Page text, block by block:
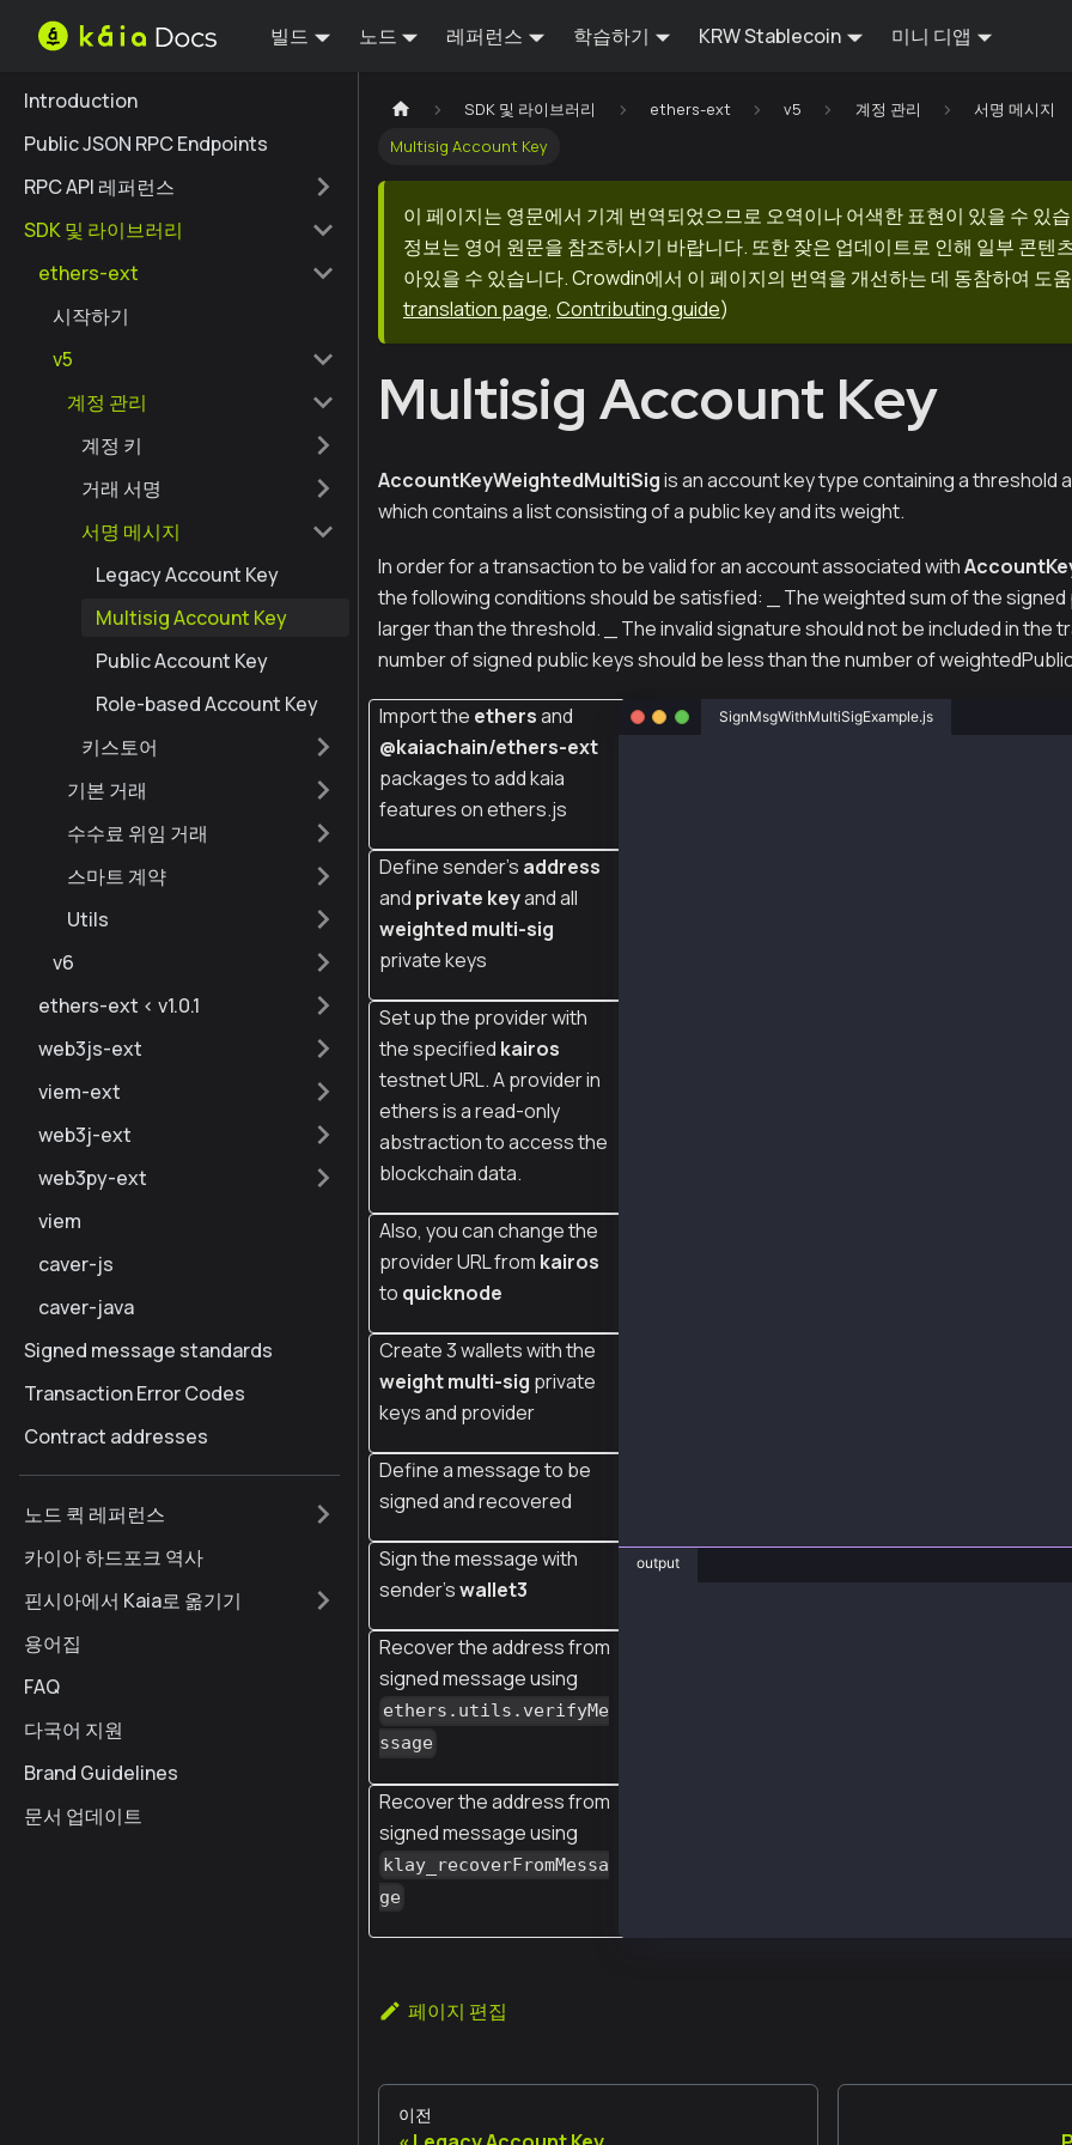
빌드 노드 레퍼런스 학습하기 KRW Stablecoin 미니 디앱
Introduction
Public JSON RPC Endpoints
RPC API 레퍼런스
SDK 및 라이브러리
ethers-ext
시작하기
v5
계정 관리
계정 키
거래 서명
서명 메시지
Legacy Account Key
Multisig Account Key
Public Account Key
Role-based Account Key
키스토어
기본 거래
수수료 위임 거래
스마트 계약
Utils
v6
ethers-ext < v1.0.1
web3js-ext
viem-ext
web3j-ext
web3py-ext
viem
caver-js
caver-java
Signed message standards
Transaction Error Codes
Contract addresses
노드 퀵 레퍼런스
카이아 하드포크 역사
핀시아에서 Kaia로 옮기기
용어집
FAQ
다국어 지원
Brand Guidelines
문서 업데이트
SDK 및 라이브러리 ethers-ext v5 계정 관리
서명 메시지
Multisig Account Key
이 페이지는 영문에서 기계 번역되었으므로 오역이나 어색한 표현이 있을 수 있
정보는 영어 원문을 참조하시기 바랍니다. 또한 잦은 업데이트로 인해 일부 콘텐
아있을 수 있습니다. Crowdin에서 이 페이지의 번역을 개선하는 데 동참하여 도
translation page, Contributing guide)
Multisig Account Key
AccountKeyWeightedMultiSigis an account key type containing a threshold
which contains a list consisting of a public key and its weight.
In order for a transaction to be valid for an account associated with
the following conditions should be satisfied: _ The weighted sum of the signed
larger than the threshold. _ The invalid signature should not be included in the
number of signed public keys should be less than the number of
Import the ethersand
@kaiachain/ethers-ext
packages to add kaia
features on ethers.js
Define sender's address
and private keyand all
weighted multi-sig
private keys
Set up the provider with
the specified kairos
testnet URL. A provider in
ethers is a read-only
abstraction to access the
blockchain data.
Also, you can change the
provider URL from kairos
to quicknode
Create 3 wallets with the
weight multi-sig private
keys and provider
Define a message to be
signed and recovered
Sign the message with
sender'swallet3
Recover the address from
signed message using
ethers.utils.verifyMe
ssage
Recover the address from
signed message using
klay_recoverFromMessa
ge
SignMsgWithMultiSigExample.js
output
페이지 편집
이전